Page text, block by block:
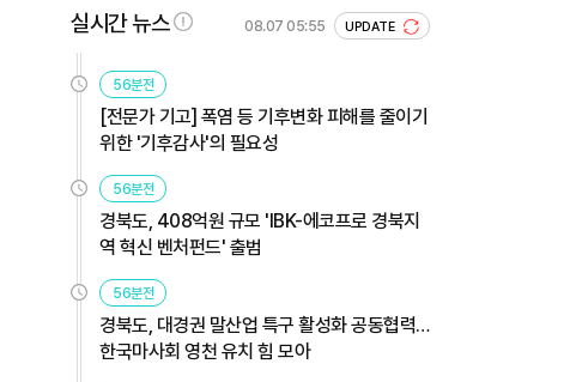
실시간 뉴스 08.07 05:55 UPDATE
56분전
[전문가 기고] 폭염 등 기후변화 피해를 줄이기
위한 '기후감사'의 필요성
56분전
경북도, 408억원 규모 'IBK-에코프로 경북지
역 혁신 벤처펀드' 출범
56분전
경북도, 대경권 말산업 특구 활성화 공동협력…
한국마사회 영천 유치 힘 모아